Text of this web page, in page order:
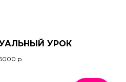
УРОК
р.